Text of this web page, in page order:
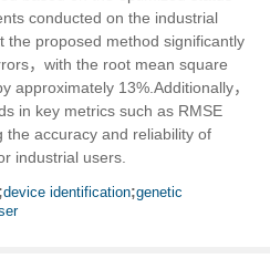
conducted on the industrial
the proposed method significantly
，with the root mean square
approximately 13%.Additionally，
in key metrics such as RMSE
the accuracy and reliability of
industrial users.
device identification;genetic